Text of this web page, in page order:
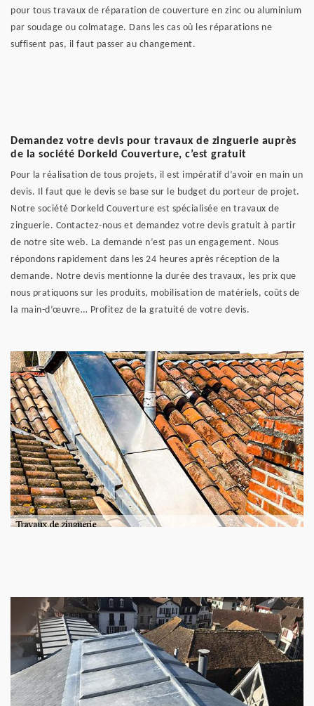
pour tous travaux de réparation de couverture en zinc ou aluminium
par soudage ou colmatage. Dans les cas où les réparations ne
suffisent pas, il faut passer au changement.
Demandez votre devis pour travaux de zinguerie auprès
de la société Dorkeld Couverture, c’est gratuit
Pour la réalisation de tous projets, il est impératif d’avoir en main un
devis. Il faut que le devis se base sur le budget du porteur de projet.
Notre société Dorkeld Couverture est spécialisée en travaux de
zinguerie. Contactez-nous et demandez votre devis gratuit à partir
de notre site web. La demande n’est pas un engagement. Nous
répondons rapidement dans les 24 heures après réception de la
demande. Notre devis mentionne la durée des travaux, les prix que
nous pratiquons sur les produits, mobilisation de matériels, coûts de
la main-d’œuvre… Profitez de la gratuité de votre devis.